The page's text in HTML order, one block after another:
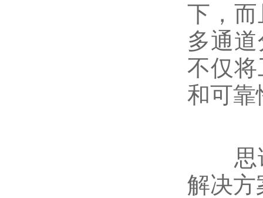
下，
多通
不仅
和可靠
思诺
解决方